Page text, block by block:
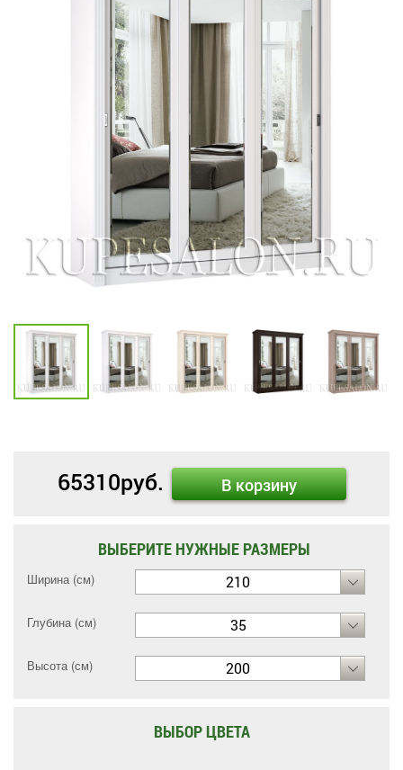
65310руб. В корзину
ВЫБЕРИТЕ НУЖНЫЕ РАЗМЕРЫ
Ширина (см) 210
Глубина (см) 35
Высота (см) 200
ВЫБОР ЦВЕТА